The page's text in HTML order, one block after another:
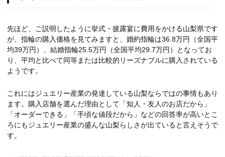
先ほど、ご説明したように挙式・披露宴に費用をかける山梨県です
が、指輪の購入価格を見てみますと、婚約指輪は36.8万円（全国平
均39万円）、結婚指輪25.5万円（全国平均29.7万円）となってお
り、平均と比べて同等または比較的リーズナブルに購入されている
ようです。
これにはジュエリー産業の発達している山梨ならではの事情もあり
ます。購入店舗を選んだ理由として「知人・友人のお店だから」
「オーダーできる」「手頃な値段だから」などの回答率が高いとこ
ろにもジュエリー産業の盛んな山梨らしさが出ていると言えそうで
す。